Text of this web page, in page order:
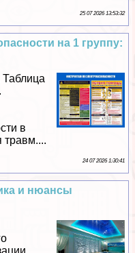
25 07 2026 13:53:32
на 1 группу:
Таблица
в
травм....
24 07 2026 1:30:41
и нюансы